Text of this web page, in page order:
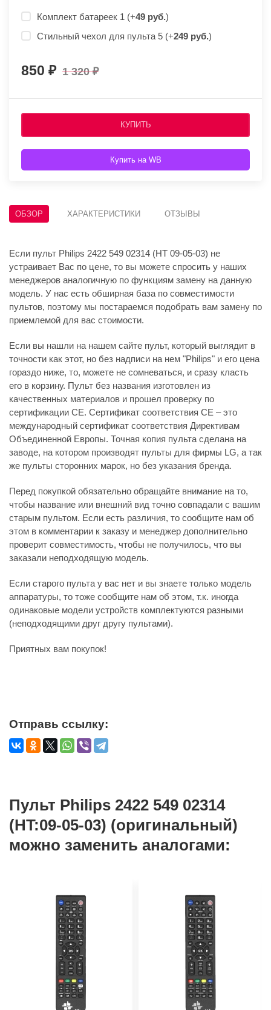
Комплект батареек 1 (+49 руб.)
Стильный чехол для пульта 5 (+249 руб.)
850 1 320
КУПИТЬ
Купить на WB
ОБЗОР ХАРАКТЕРИСТИКИ ОТЗЫВЫ
Если пульт Philips 2422 549 02314 (HT 09-05-03) не
устраивает Вас по цене, то вы можете спросить у наших
менеджеров аналогичную по функциям замену на данную
модель. У нас есть обширная база по совместимости
пультов, поэтому мы постараемся подобрать вам замену по
приемлемой для вас стоимости.
Если вы нашли на нашем сайте пульт, который выглядит в
точности как этот, но без надписи на нем "Philips" и его цена
гораздо ниже, то, можете не сомневаться, и сразу класть
его в корзину. Пульт без названия изготовлен из
качественных материалов и прошел проверку по
сертификации CE. Сертификат соответствия СЕ – это
международный сертификат соответствия Директивам
Объединенной Европы. Точная копия пульта сделана на
заводе, на котором производят пульты для фирмы LG, а так
же пульты сторонних марок, но без указания бренда.
Перед покупкой обязательно обращайте внимание на то,
чтобы название или внешний вид точно совпадали с вашим
старым пультом. Если есть различия, то сообщите нам об
этом в комментарии к заказу и менеджер дополнительно
проверит совместимость, чтобы не получилось, что вы
заказали неподходящую модель.
Если старого пульта у вас нет и вы знаете только модель
аппаратуры, то тоже сообщите нам об этом, т.к. иногда
одинаковые модели устройств комплектуются разными
(неподходящими друг другу пультами).
Приятных вам покупок!
Отправь ссылку:
Пульт Philips 2422 549 02314
(HT:09-05-03) (оригинальный)
можно заменить аналогами: